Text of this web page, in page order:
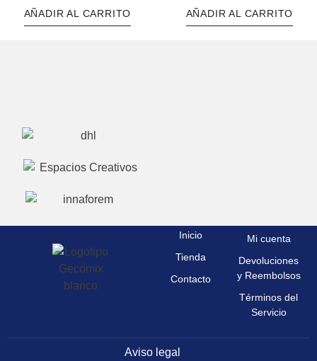
AÑADIR AL CARRITO AÑADIR AL CARRITO
Inicio
Tienda
Contacto
Mi cuenta
Devoluciones
y Reembolsos
Términos del
Servicio
Aviso legal